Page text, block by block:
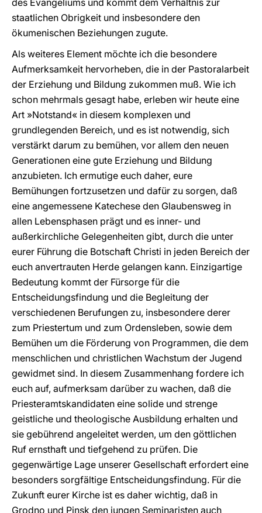
des Evangeliums und kommt dem Verhältnis zur
staatlichen Obrigkeit und insbesondere den
ökumenischen Beziehungen zugute.
Als weiteres Element möchte ich die besondere
Aufmerksamkeit hervorheben, die in der Pastoralarbeit
der Erziehung und Bildung zukommen muß. Wie ich
schon mehrmals gesagt habe, erleben wir heute eine
Art »Notstand« in diesem komplexen und
grundlegenden Bereich, und es ist notwendig, sich
verstärkt darum zu bemühen, vor allem den neuen
Generationen eine gute Erziehung und Bildung
anzubieten. Ich ermutige euch daher, eure
Bemühungen fortzusetzen und dafür zu sorgen, daß
eine angemessene Katechese den Glaubensweg in
allen Lebensphasen prägt und es inner- und
außerkirchliche Gelegenheiten gibt, durch die unter
eurer Führung die Botschaft Christi in jeden Bereich der
euch anvertrauten Herde gelangen kann. Einzigartige
Bedeutung kommt der Fürsorge für die
Entscheidungsfindung und die Begleitung der
verschiedenen Berufungen zu, insbesondere derer
zum Priestertum und zum Ordensleben, sowie dem
Bemühen um die Förderung von Programmen, die dem
menschlichen und christlichen Wachstum der Jugend
gewidmet sind. In diesem Zusammenhang fordere ich
euch auf, aufmerksam darüber zu wachen, daß die
Priesteramtskandidaten eine solide und strenge
geistliche und theologische Ausbildung erhalten und
sie gebührend angeleitet werden, um den göttlichen
Ruf ernsthaft und tiefgehend zu prüfen. Die
gegenwärtige Lage unserer Gesellschaft erfordert eine
besonders sorgfältige Entscheidungsfindung. Für die
Zukunft eurer Kirche ist es daher wichtig, daß in
Grodno und Pinsk den jungen Seminaristen auch